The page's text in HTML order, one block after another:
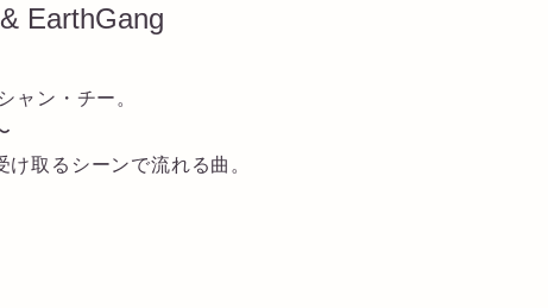
EarthGang
ャン・チー。
取るシーンで流れる曲。